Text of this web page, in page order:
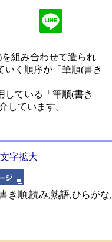
組み合わせて造られ
いく順序が「筆順(書き
している「筆順(書き
しています。
文字拡大
き順,読み,熟語,ひらがな,